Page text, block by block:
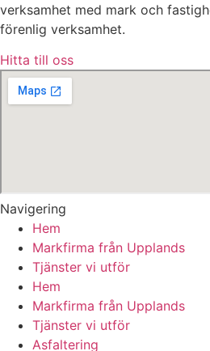
verksamhet med mark och
förenlig verksamhet.
Hitta till oss
Navigering
Hem
Markfirma från Upplands
Tjänster vi utför
Hem
Markfirma från Upplands
Tjänster vi utför
Asfaltering